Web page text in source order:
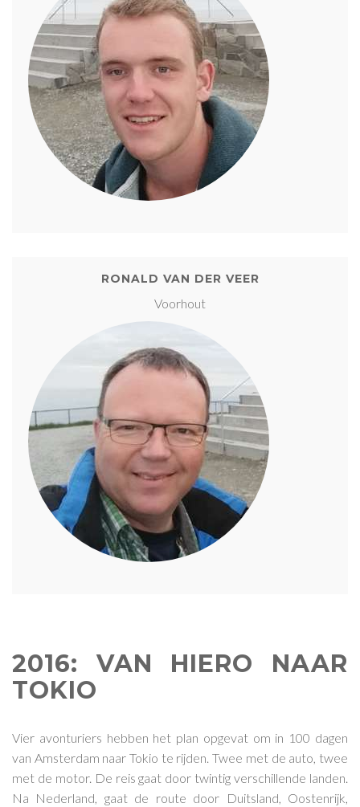
RONALD VAN DER VEER
Voorhout
2016: VAN HIERO NAAR
TOKIO
Vier avonturiers hebben het plan opgevat om in 100 dagen
van Amsterdam naar Tokio te rijden. Twee met de auto, twee
met de motor. De reis gaat door twintig verschillende landen.
Na Nederland, gaat de route door Duitsland, Oostenrijk,